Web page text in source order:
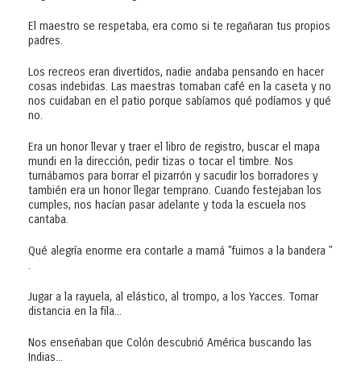
El maestro se respetaba, era como si te regañaran tus propios
padres.
Los recreos eran divertidos, nadie andaba pensando en hacer
cosas indebidas. Las maestras tomaban café en la caseta y no
nos cuidaban en el patio porque sabíamos qué podíamos y qué
no.
Era un honor llevar y traer el libro de registro, buscar el mapa
mundi en la dirección, pedir tizas o tocar el timbre. Nos
turnábamos para borrar el pizarrón y sacudir los borradores y
también era un honor llegar temprano. Cuando festejaban los
cumples, nos hacían pasar adelante y toda la escuela nos
cantaba.
Qué alegría enorme era contarle a mamá "fuimos a la bandera "
.
Jugar a la rayuela, al elástico, al trompo, a los Yacces. Tomar
distancia en la fila...
Nos enseñaban que Colón descubrió América buscando las
Indias...